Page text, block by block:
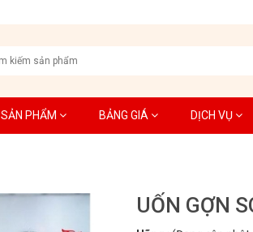
SẢN PHẨM BẢNG GIÁ DỊCH VỤ
UỐN GỢN